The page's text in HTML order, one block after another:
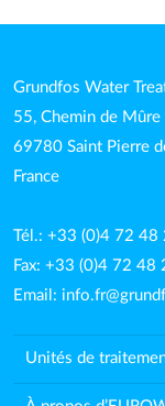
Grundfos Water
55, Chemin de Mûre
69780 Saint Pierre
France
Tél.: +33 (0)4 72 48
Fax: +33 (0)4 72 48
Email:
Unités de